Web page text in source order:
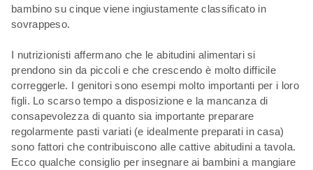
bambino su cinque viene ingiustamente classificato in
sovrappeso.
I nutrizionisti affermano che le abitudini alimentari si
prendono sin da piccoli e che crescendo è molto difficile
correggerle. I genitori sono esempi molto importanti per i loro
figli. Lo scarso tempo a disposizione e la mancanza di
consapevolezza di quanto sia importante preparare
regolarmente pasti variati (e idealmente preparati in casa)
sono fattori che contribuiscono alle cattive abitudini a tavola.
Ecco qualche consiglio per insegnare ai bambini a mangiare